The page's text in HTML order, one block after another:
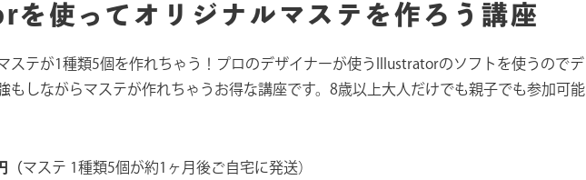
使ってオリジナルマステを作ろう講座
ステが1種類5個を作れちゃう！プロのデザイナーが使うIllustratorのソフトを使うのでデ
もしながらマステが作れちゃうお得な講座です。8歳以上大人だけでも親子でも参加可能
（マステ 1種類5個が約1ヶ月後ご自宅に発送）